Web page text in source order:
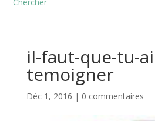
il-faut-que-tu-
temoigner
Déc 1, 2016 | 0 commentaires